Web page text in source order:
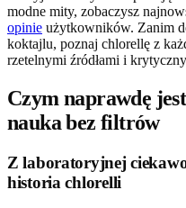
modne mity, zobaczysz
opinie użytkowników. Zanim
koktajlu, poznaj chlorellę z
rzetelnymi źródłami i
Czym naprawdę
nauka bez filtrów
Z laboratoryjnej
historia chlorelli